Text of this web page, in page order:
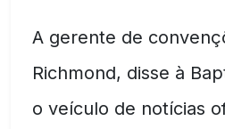
A gerente de
Richmond, disse à
o veículo de notícias